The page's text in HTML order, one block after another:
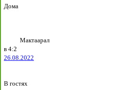
Дома
Мактаарал
в 4:2
26.08.2022
В гостях